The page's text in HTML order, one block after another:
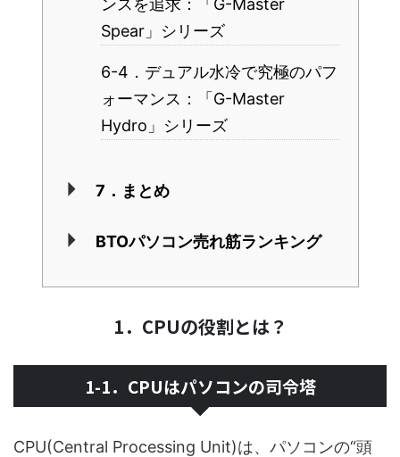
ンスを追求：「G-Master
Spear」シリーズ
6-4．デュアル水冷で究極のパフ
ォーマンス：「G-Master
Hydro」シリーズ
7．まとめ
BTOパソコン売れ筋ランキング
1．CPUの役割とは？
1-1．CPUはパソコンの司令塔
CPU(Central Processing Unit)は、パソコンの“頭